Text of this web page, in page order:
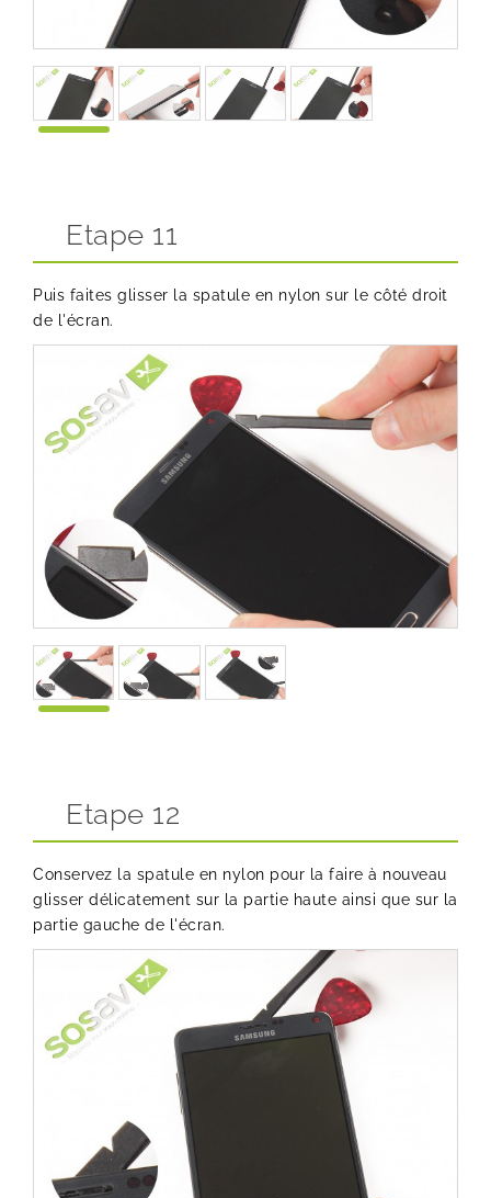
Etape 11
Puis faites glisser la spatule en nylon sur le côté droit
de l'écran.
Etape 12
Conservez la spatule en nylon pour la faire à nouveau
glisser délicatement sur la partie haute ainsi que sur la
partie gauche de l'écran.